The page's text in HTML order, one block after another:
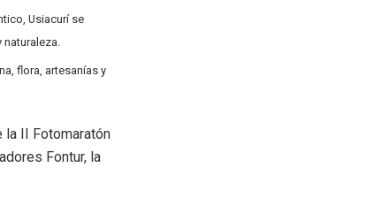
Usiacurí se
flora, artesanías y
la II Fotomaratón
Fontur, la